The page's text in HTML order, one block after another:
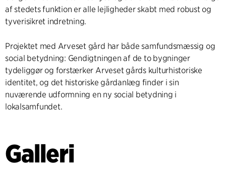
af stedets funktion er alle lejligheder skabt med robust og
tyverisikret indretning.
Projektet med Arveset gård har både samfundsmæssig og
social betydning: Gendigtningen af de to bygninger
tydeliggør og forstærker Arveset gårds kulturhistoriske
identitet, og det historiske gårdanlæg finder i sin
nuværende udformning en ny social betydning i
lokalsamfundet.
Galleri